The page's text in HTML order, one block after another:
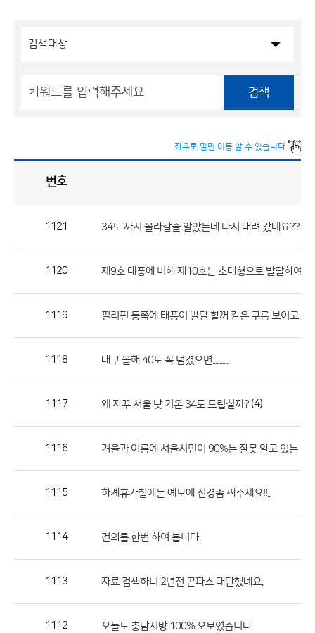
검색
좌우로 밀면 이동 할 수 있습니다.
론
호,
록
번호
1121 34도 까지 올라갈줄 알았는데 다시 내려 갔네요??
1120 제9호 태풍에 비해 제10호는 초대형으로 발달하여
1119 필리핀 동쪽에 태풍이 발달 할꺼 같은 구름 보이고 있
1118 대구 올해 40도 꼭 넘겼으면............
1117 왜 자꾸 서울 낮 기온 34도 드립칠까? (4)
1116 겨울과 여름에 서울시민이 90%는 잘못 알고 있는 날
1115 하계휴가철에는 예보에 신경좀 써주세요!!..
1114 건의를 한번 하여 봅니다.
1113 자료 검색하니 2년전 곤파스 대단했네요.
1112 오늘도 충남지방 100% 오보였습니다